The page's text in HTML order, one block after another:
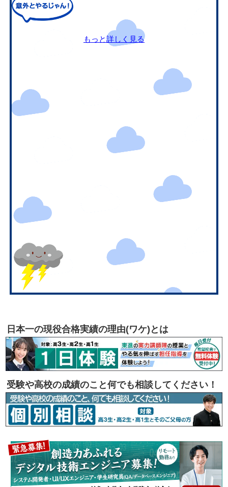
もっと詳しく見る
日本一の現役合格実績の理由(ワケ)とは
受験や高校の成績のこと何でも相談してください！